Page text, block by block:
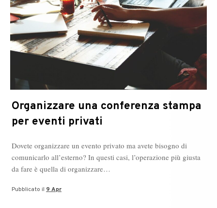
Organizzare una conferenza stampa
per eventi privati
Dovete organizzare un evento privato ma avete bisogno di
comunicarlo all’esterno? In questi casi, l’operazione più giusta
da fare è quella di organizzare…
Pubblicato il 9 Apr